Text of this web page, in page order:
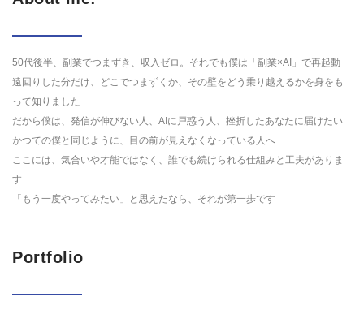
50代後半、副業でつまずき、収入ゼロ。それでも僕は「副業×AI」で再起動
遠回りした分だけ、どこでつまずくか、その壁をどう乗り越えるかを身をも
って知りました
だから僕は、発信が伸びない人、AIに戸惑う人、挫折したあなたに届けたい
かつての僕と同じように、目の前が見えなくなっている人へ
ここには、気合いや才能ではなく、誰でも続けられる仕組みと工夫がありま
す
「もう一度やってみたい」と思えたなら、それが第一歩です
Portfolio